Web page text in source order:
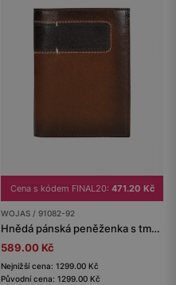
Cena s kódem FINAL20: 471.20 Kč
WOJAS / 91082-92
Hnědá pánská peněženka s tmavou vložkou
589.00 Kč
Nejnižší cena: 1299.00 Kč
Původní cena: 1299.00 Kč